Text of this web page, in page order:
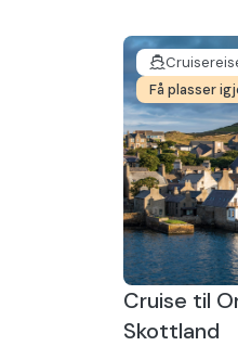
Få plasser
Cruise til
Skottland